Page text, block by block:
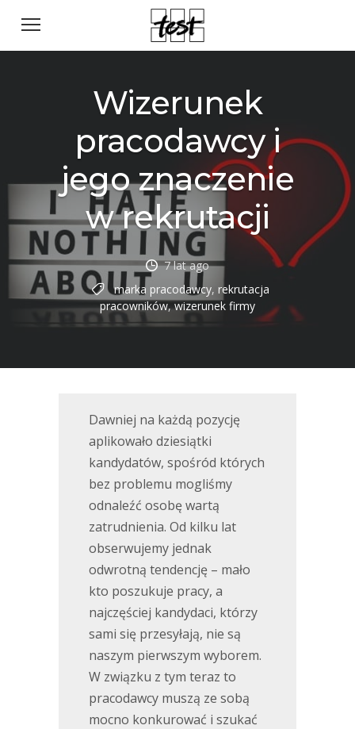
Wizerunek
pracodawcy i
jego znaczenie
w rekrutacji
7 lat ago
marka pracodawcy, rekrutacja
pracowników,wizerunek firmy
Dawniej na każdą pozycję
aplikowało dziesiątki
kandydatów, spośród których
bez problemu mogliśmy
odnaleźć osobę wartą
zatrudnienia. Od kilku lat
obserwujemy jednak
odwrotną tendencję – mało
kto poszukuje pracy, a
najczęściej kandydaci, którzy
sami się przesyłają, nie są
naszym pierwszym wyborem.
W związku z tym teraz to
pracodawcy muszą ze sobą
mocno konkurować i szukać